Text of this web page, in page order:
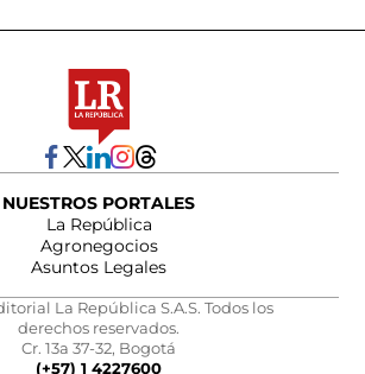
NUESTROS PORTALES
La República
Agronegocios
Asuntos Legales
La República S.A.S. Todos los
derechos reservados.
Cr. 13a 37-32, Bogotá
(+57) 1 4227600